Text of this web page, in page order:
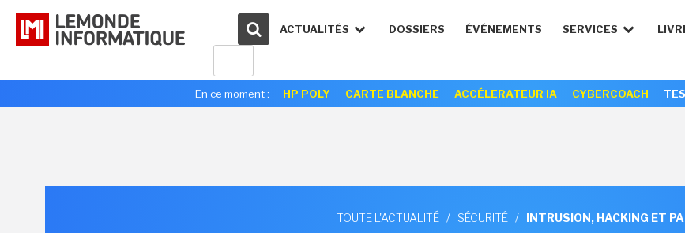
ACTUALITÉS DOSSIERS ÉVÉNEMENTS SERVICES
En ce moment : HP POLY CARTE BLANCHE ACCÉLERATEUR IA CYBERCOACH
TOUTE L'ACTUALITÉ / SÉCURITÉ / INTRUSION, HACKING ET